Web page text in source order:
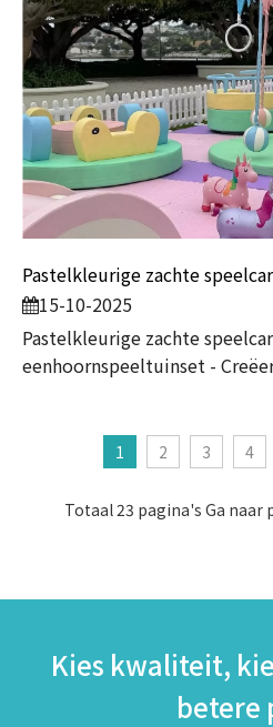
15-10-2025
Pastelkleurige zachte
eenhoornspeeltuinset -
1 2 3 4
Totaal 23 pagina's Ga naar
Kies kwaliteit,
betere